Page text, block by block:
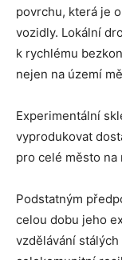
povrchu, která je
vozidly. Lokální
k rychlému
nejen na území
Experimentální
vyprodukovat
pro celé město
Podstatným
celou dobu jeho
vzdělávání